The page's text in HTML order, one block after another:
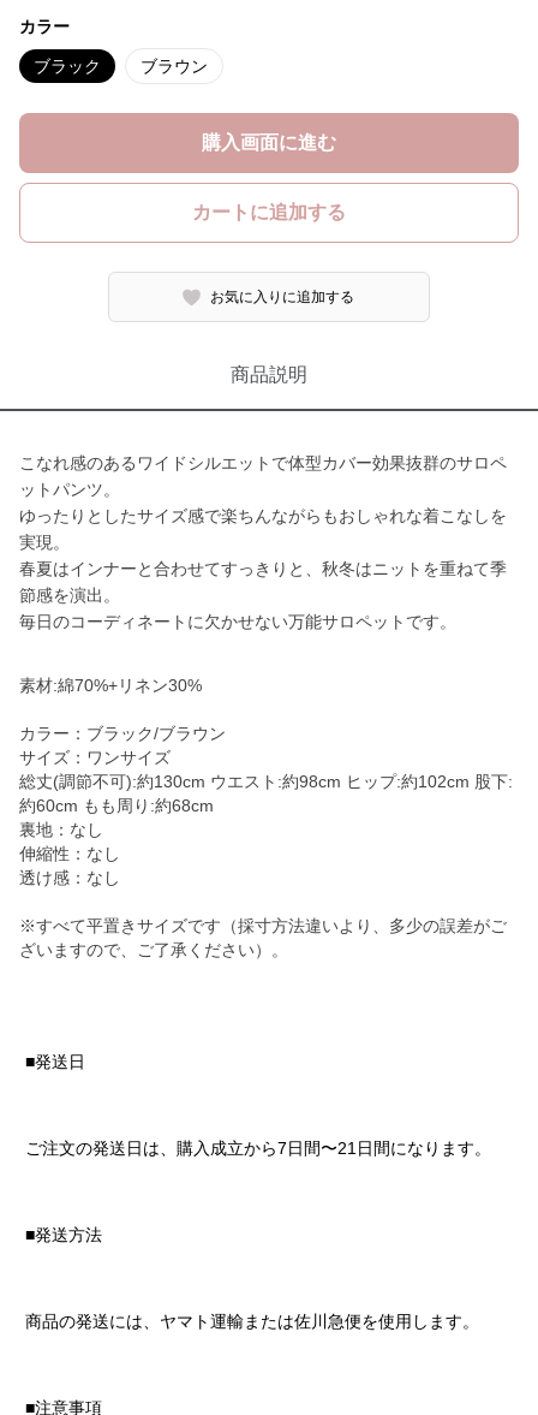
カラー
ブラック ブラウン
購入画面に進む
カートに追加する
お気に入りに追加する
商品説明
こなれ感のあるワイドシルエットで体型カバー効果抜群のサロペ
ットパンツ。
ゆったりとしたサイズ感で楽ちんながらもおしゃれな着こなしを
実現。
春夏はインナーと合わせてすっきりと、秋冬はニットを重ねて季
節感を演出。
毎日のコーディネートに欠かせない万能サロペットです。
素材:綿70%+リネン30%
カラー：ブラック/ブラウン
サイズ：ワンサイズ
総丈(調節不可):約130cm ウエスト:約98cm ヒップ:約102cm 股下:
約60cm もも周り:約68cm
裏地：なし
伸縮性：なし
透け感：なし
※すべて平置きサイズです（採寸方法違いより、多少の誤差がご
ざいますので、ご了承ください）。
■発送日
ご注文の発送日は、購入成立から7日間〜21日間になります。
■発送方法
商品の発送には、ヤマト運輸または佐川急便を使用します。
■注意事項